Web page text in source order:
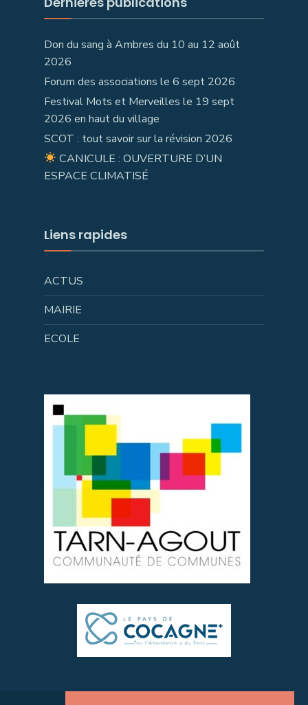
Don du sang à Ambres du 10 au 12 août
2026
Forum des associations le 6 sept 2026
Festival Mots et Merveilles le 19 sept
2026 en haut du village
SCOT : tout savoir sur la révision 2026
CANICULE : OUVERTURE D’UN
ESPACE CLIMATISÉ
Liens rapides
ACTUS
MAIRIE
ECOLE